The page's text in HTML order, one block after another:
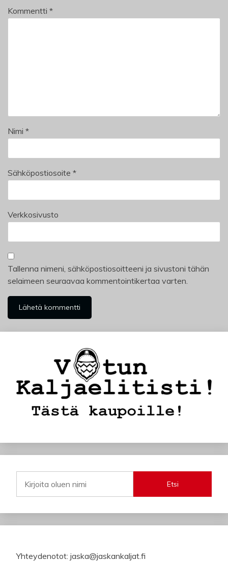
Kommentti *
Nimi *
Sähköpostiosoite *
Verkkosivusto
Tallenna nimeni, sähköpostiosoitteeni ja sivustoni tähän
selaimeen seuraavaa kommentointikertaa varten.
Etsi
Yhteydenotot: jaska@jaskankaljat.fi